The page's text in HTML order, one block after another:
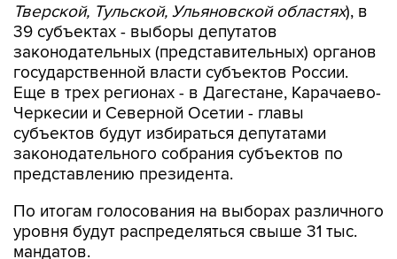
законодательных (представительных) органов
государственной власти субъектов России.
Еще в трех регионах - в Дагестане, Карачаево-
Черкесии и Северной Осетии - главы
субъектов будут избираться депутатами
законодательного собрания субъектов по
представлению президента.
По итогам голосования на выборах различного
мандатов.